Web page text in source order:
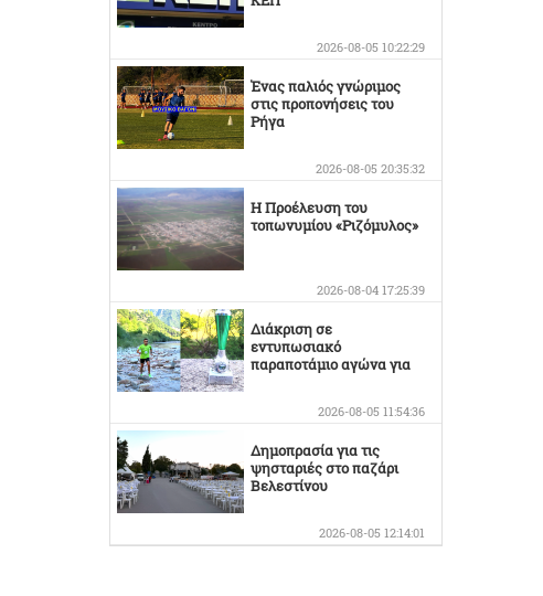
2026-08-05 10:22:29
Ένας παλιός γνώριμος
στις προπονήσεις του
Ρήγα
2026-08-05 20:35:32
Η Προέλευση του
τοπωνυμίου «Ριζόμυλος»
2026-08-04 17:25:39
Διάκριση σε
εντυπωσιακό
παραποτάμιο αγώνα για
2026-08-05 11:54:36
Δημοπρασία για τις
ψησταριές στο παζάρι
Βελεστίνου
2026-08-05 12:14:01